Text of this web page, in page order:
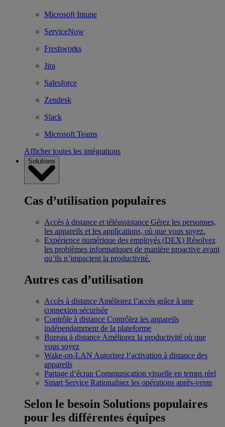
Microsoft Intune
ServiceNow
Freshworks
Jira
Salesforce
Zendesk
Slack
Microsoft Teams
Afficher toutes les intégrations
Solutions
Cas d’utilisation populaires
Accès à distance et téléassistance Gérez les personnes,
les appareils et les applications, où que vous soyez.
Expérience numérique des employés (DEX) Résolvez
les problèmes informatiques de manière proactive avant
qu’ils n’impactent la productivité.
Autres cas d’utilisation
Accès à distance Améliorez l’accès grâce à une
connexion sécurisée
Contrôle à distance Contrôlez les appareils
indépendamment de la plateforme
Bureau à distance Améliorez la productivité où que
vous soyez
Wake-on-LAN Autorisez l’activation à distance des
appareils
Partage d’écran Communication visuelle en temps réel
Smart Service Rationalisez les opérations après-vente
Selon le besoin Solutions populaires
pour les différentes équipes